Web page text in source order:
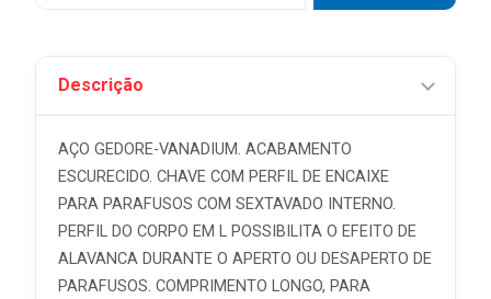
Descrição
AÇO GEDORE-VANADIUM. ACABAMENTO
ESCURECIDO. CHAVE COM PERFIL DE ENCAIXE
PARA PARAFUSOS COM SEXTAVADO INTERNO.
PERFIL DO CORPO EM L POSSIBILITA O EFEITO DE
ALAVANCA DURANTE O APERTO OU DESAPERTO DE
PARAFUSOS. COMPRIMENTO LONGO, PARA